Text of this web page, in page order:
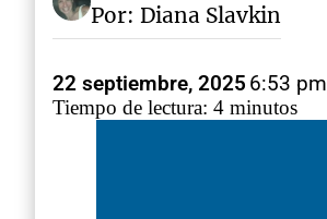
Por: Diana Slavkin
22 septiembre, 2025 6:53 pm
Tiempo de lectura: 4 minutos